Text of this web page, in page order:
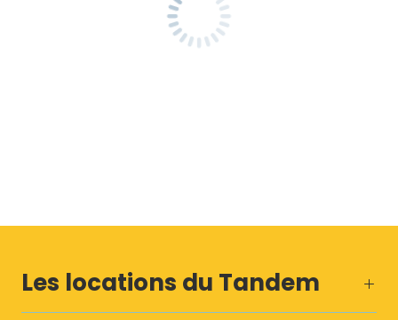
Les locations du Tandem